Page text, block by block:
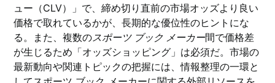
ュー（CLV）」で、締め切り直前の市場オッズより良い
価格で取れているかが、長期的な優位性のヒントにな
る。また、複数のスポーツ ブック メーカー間で価格差
が生じるため「オッズショッピング」は必須だ。市場の
最新動向や関連トピックの把握には、情報整理の一環と